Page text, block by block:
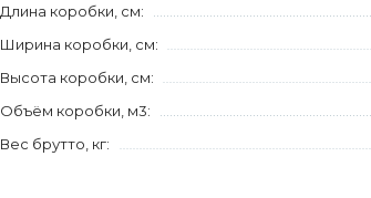
Длина коробки, см:
Ширина коробки, см:
Высота коробки, см:
Объём коробки, м3:
Вес брутто, кг: